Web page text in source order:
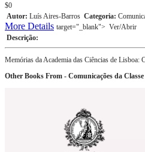
$0
Autor: Luís Aires-Barros Categoria:
More Details target="_blank"> Ver/Abrir
Descrição:
Memórias da Academia das Ciências de Lisboa:
Other Books From - Comunicações da